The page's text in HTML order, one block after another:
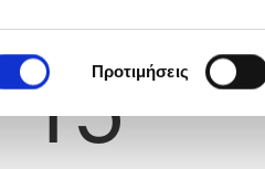
Προτιμήσεις
Νούμερο Φανέλας
15